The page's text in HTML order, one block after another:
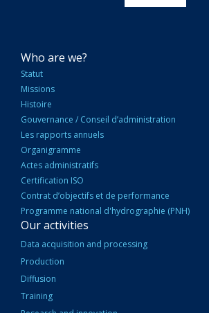
NAVIGATION
PRINCIPALE
Who are we?
Statut
Missions
Histoire
Gouvernance / Conseil d’administration
Les rapports annuels
Organigramme
Actes administratifs
Certification ISO
Contrat d’objectifs et de performance
Programme national d'hydrographie (PNH)
Our activities
Data acquisition and processing
Production
Diffusion
Training